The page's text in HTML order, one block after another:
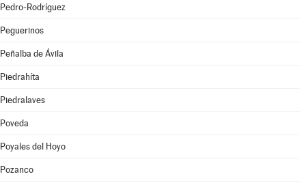
Pedro-Rodríguez
Peguerinos
Peñalba de Ávila
Piedrahíta
Piedralaves
Poveda
Poyales del Hoyo
Pozanco